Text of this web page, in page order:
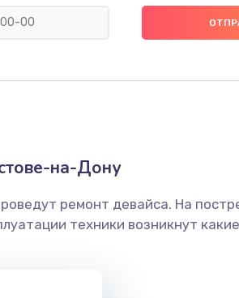
1 год
на-Дону
ремонт девайса. На
техники возникнут